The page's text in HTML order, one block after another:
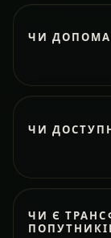
ЧИ
ЧИ
ЧИ Є